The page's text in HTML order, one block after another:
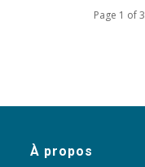
Page 1 of 3
À propos